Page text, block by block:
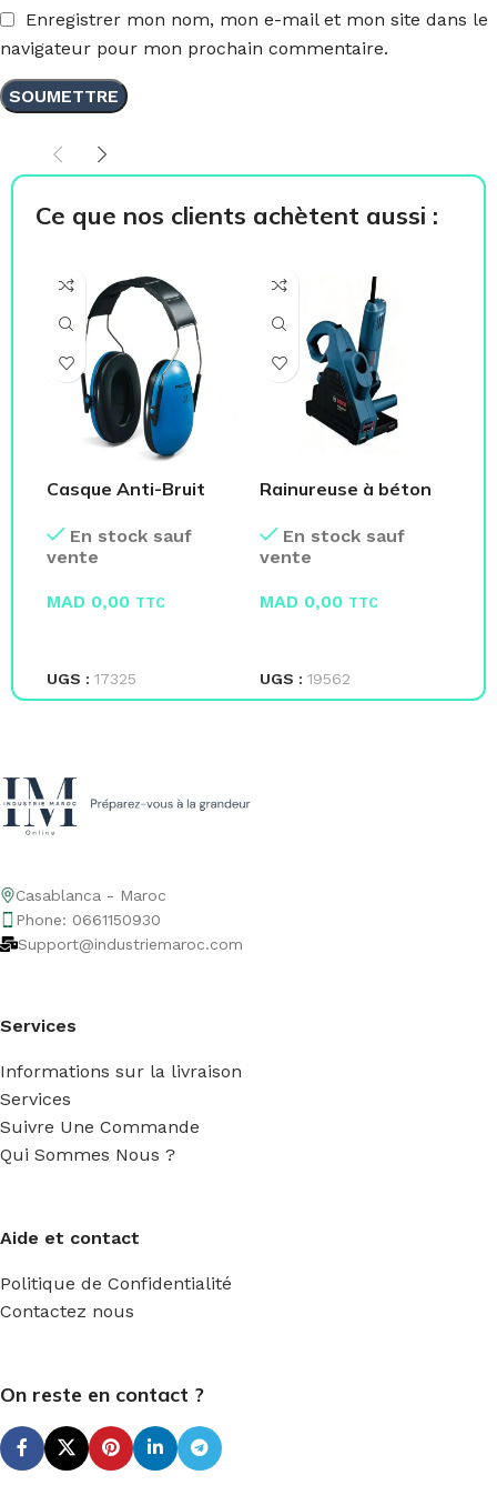
Enregistrer mon nom, mon e-mail et mon site dans le
navigateur pour mon prochain commentaire.
Ce que nos clients achètent aussi :
Casque Anti-Bruit
En stock sauf
vente
MAD 0,00 TTC
UGS : 17325
Rainureuse à béton
En stock sauf
vente
MAD 0,00 TTC
UGS : 19562
Casablanca - Maroc
Phone: 0661150930
Support@industriemaroc.com
Services
Informations sur la livraison
Services
Suivre Une Commande
Qui Sommes Nous ?
Aide et contact
Politique de Confidentialité
Contactez nous
On reste en contact ?